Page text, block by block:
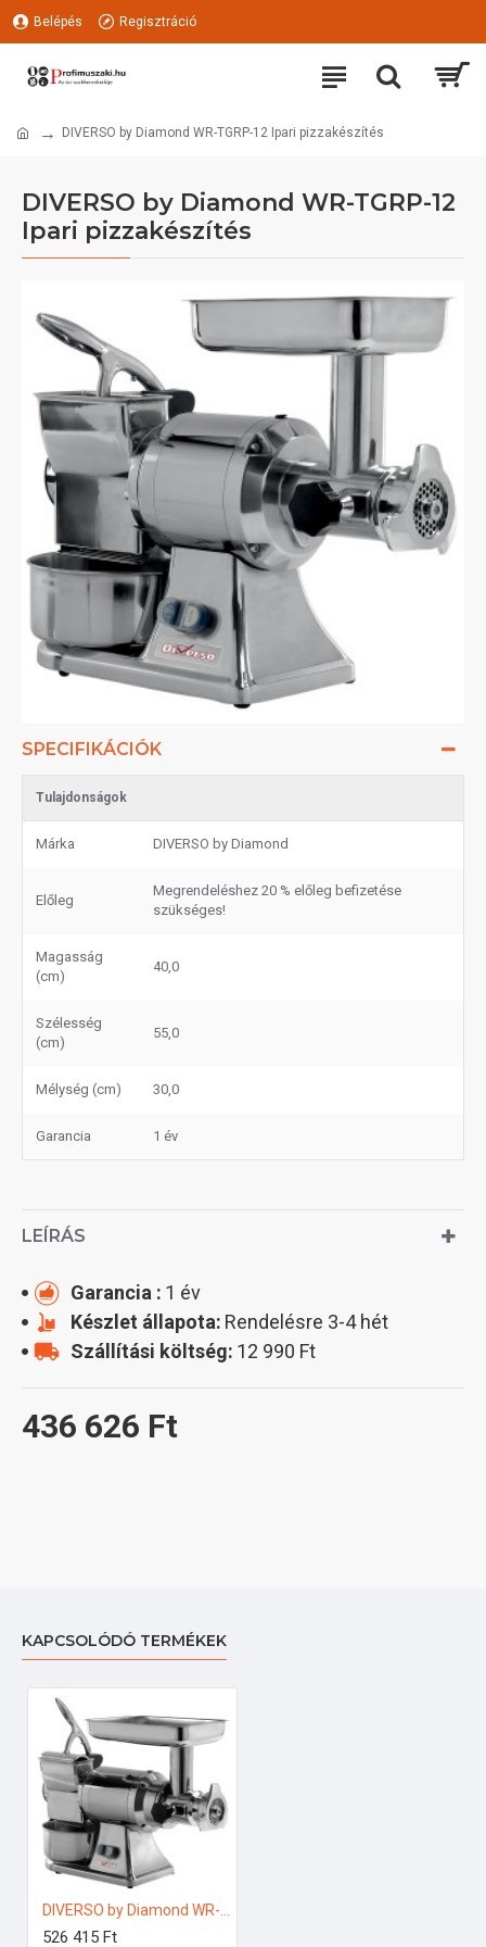
Belépés Regisztráció
DIVERSO by Diamond WR-TGRP-12 Ipari pizzakészítés
DIVERSO by Diamond WR-TGRP-12
Ipari pizzakészítés
SPECIFIKÁCIÓK
Tulajdonságok
Márka DIVERSO by Diamond
Előleg
Megrendeléshez 20 % előleg befizetése
szükséges!
Magasság
(cm)
40,0
Szélesség
(cm)
55,0
Mélység (cm) 30,0
Garancia 1 év
LEÍRÁS
436 626 Ft
Garancia : 1 év
Készlet állapota: Rendelésre 3-4 hét
Szállítási költség: 12 990 Ft
KAPCSOLÓDÓ TERMÉKEK
526 415 Ft